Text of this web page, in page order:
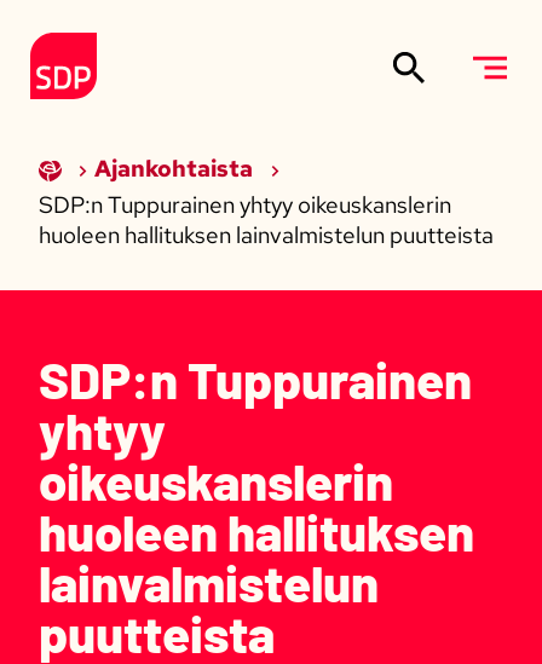
Etusivulle
Ajankohtaista
SDP:n Tuppurainen yhtyy oikeuskanslerin
huoleen hallituksen lainvalmistelun puutteista
SDP:n Tuppurainen
yhtyy
oikeuskanslerin
huoleen hallituksen
lainvalmistelun
puutteista